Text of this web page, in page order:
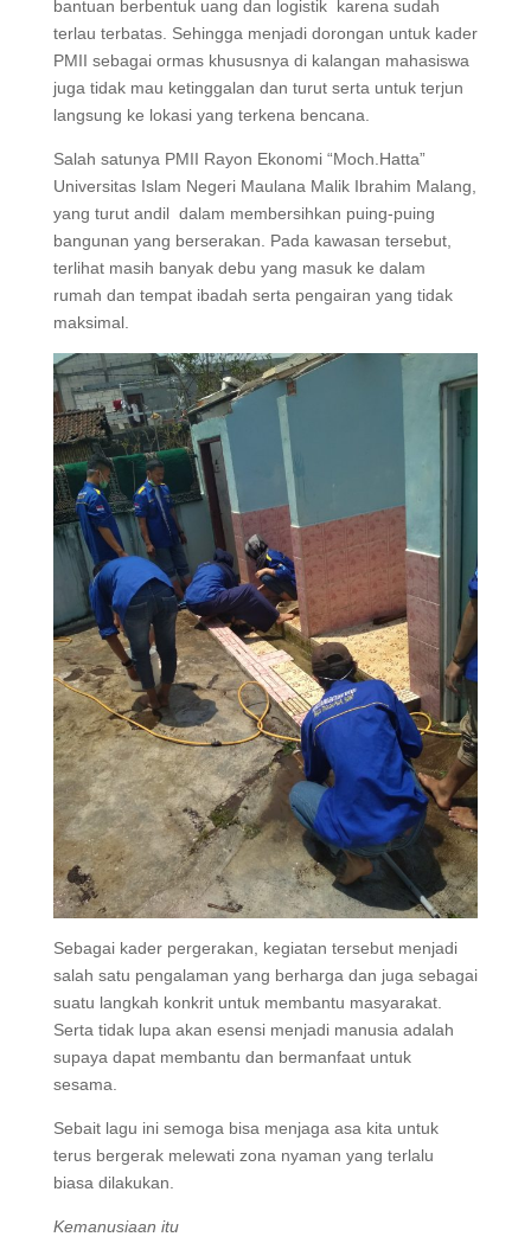
bantuan berbentuk uang dan logistik karena sudah
terlau terbatas. Sehingga menjadi dorongan untuk kader
PMII sebagai ormas khususnya di kalangan mahasiswa
juga tidak mau ketinggalan dan turut serta untuk terjun
langsung ke lokasi yang terkena bencana.
Salah satunya PMII Rayon Ekonomi “Moch.Hatta”
Universitas Islam Negeri Maulana Malik Ibrahim Malang,
yang turut andil dalam membersihkan puing-puing
bangunan yang berserakan. Pada kawasan tersebut,
terlihat masih banyak debu yang masuk ke dalam
rumah dan tempat ibadah serta pengairan yang tidak
maksimal.
Sebagai kader pergerakan, kegiatan tersebut menjadi
salah satu pengalaman yang berharga dan juga sebagai
suatu langkah konkrit untuk membantu masyarakat.
Serta tidak lupa akan esensi menjadi manusia adalah
supaya dapat membantu dan bermanfaat untuk
sesama.
Sebait lagu ini semoga bisa menjaga asa kita untuk
terus bergerak melewati zona nyaman yang terlalu
biasa dilakukan.
Kemanusiaan itu